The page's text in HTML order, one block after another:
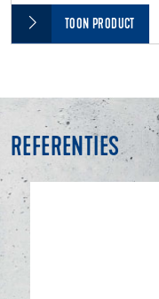
TOON PRODUCT
REFERENTIES